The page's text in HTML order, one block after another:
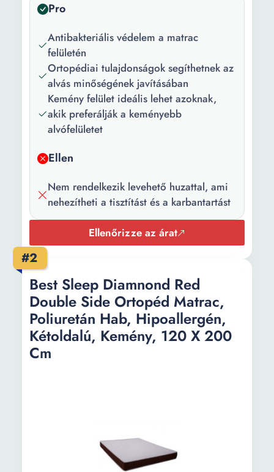
Főbb
jellemzők:
Összeszerelési
állapot:
Csomag
tartalma:
1 x Matrac
Szín:
Készült:
Rétegszám:
1
Méret (cm):
140 x 190
18 cm
Súly:
Pro
Antibakteriális védelem a matrac
felületén
Ortopédiai tulajdonságok segíthetnek az
alvás minőségének javításában
Kemény felület ideális lehet azoknak,
akik preferálják a keményebb
alvófelületet
Ellen
Nem rendelkezik levehető huzattal, ami
nehezítheti a tisztítást és a karbantartást
Ellenőrizze az árat
#2
Best Sleep Diamnond Red
Double Side Ortopéd Matrac,
Poliuretán Hab, Hipoallergén,
Kétoldalú, Kemény, 120 X 200
Cm